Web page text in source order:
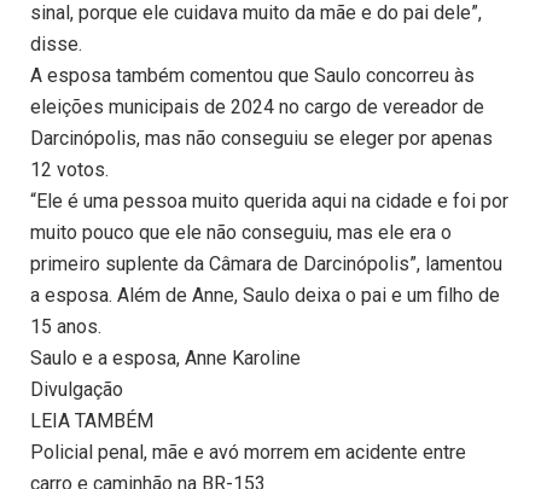
sinal, porque ele cuidava muito da mãe e do pai dele”,
disse.
A esposa também comentou que Saulo concorreu às
eleições municipais de 2024 no cargo de vereador de
Darcinópolis, mas não conseguiu se eleger por apenas
12 votos.
“Ele é uma pessoa muito querida aqui na cidade e foi por
muito pouco que ele não conseguiu, mas ele era o
primeiro suplente da Câmara de Darcinópolis”, lamentou
a esposa. Além de Anne, Saulo deixa o pai e um filho de
15 anos.
Saulo e a esposa, Anne Karoline
Divulgação
LEIA TAMBÉM
Policial penal, mãe e avó morrem em acidente entre
carro e caminhão na BR-153